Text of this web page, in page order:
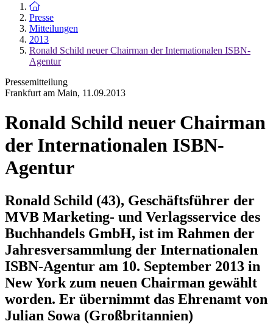
Zur Startseite
Presse
Mitteilungen
2013
Ronald Schild neuer Chairman der Internationalen ISBN-
Agentur
Pressemitteilung
Frankfurt am Main, 11.09.2013
Ronald Schild neuer Chairman
der Internationalen ISBN-
Agentur
Ronald Schild (43), Geschäftsführer der
MVB Marketing- und Verlagsservice des
Buchhandels GmbH, ist im Rahmen der
Jahresversammlung der Internationalen
ISBN-Agentur am 10. September 2013 in
New York zum neuen Chairman gewählt
worden. Er übernimmt das Ehrenamt von
Julian Sowa (Großbritannien)